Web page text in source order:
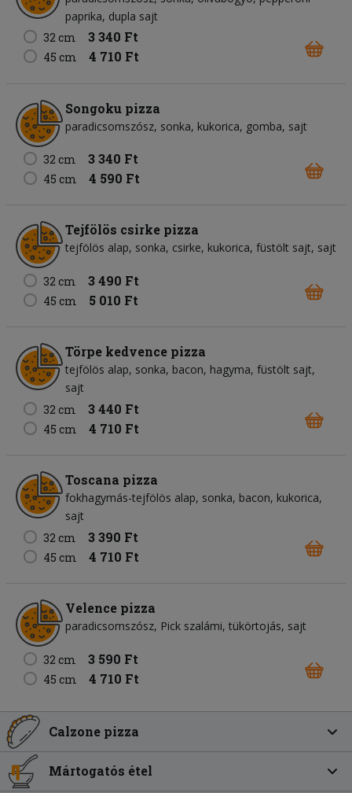
paprika dupla sajt
32 cm
3 340 Ft
45 cm 4 710 Ft
Songoku pizza
paradicsomszósz sonka kukorica gomba sajt
32 cm 3 340 Ft
45 cm 4 590 Ft
Tejfölös csirke pizza
tejfölös alap sonka csirke kukorica füstölt sajt sajt
32 cm 3 490 Ft
45 cm 5 010 Ft
Törpe kedvence pizza
tejfölös alap sonka bacon hagyma füstölt sajt
sajt
32 cm
3 440 Ft
45 cm 4 710 Ft
Toscana pizza
fokhagymás-tejfölös alap sonka bacon kukorica
sajt
32 cm
3 390 Ft
45 cm 4 710 Ft
Velence pizza
paradicsomszósz Pick szalámi tükörtojás sajt
32 cm 3 590 Ft
45 cm 4 710 Ft
Calzone pizza
Mártogatós étel